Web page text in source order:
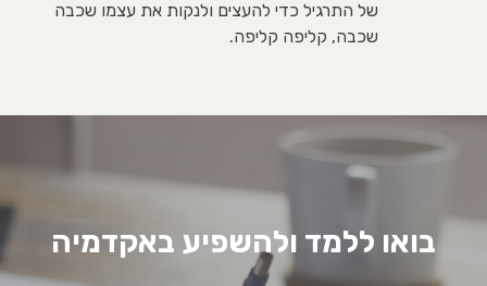
של התרגיל כדי להעצים ולנקות את עצמו שכבה
שכבה, קליפה קליפה.
בואו ללמד ולהשפיע באקדמיה